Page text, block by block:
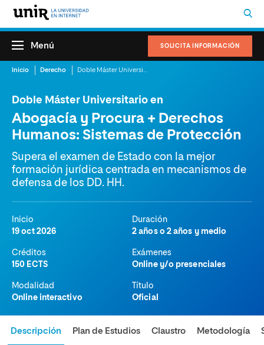
SOLICITA INFORMACIÓN
Menú
Inicio Derecho
Doble Máster Universitario en
Abogacía y Procura + Derechos
Humanos: Sistemas de Protección
Supera el examen de Estado con la mejor
formación jurídica centrada en mecanismos de
defensa de los DD. HH.
Inicio
19 oct 2026
Duración
2 años o 2 años y medio
Créditos
150 ECTS
Exámenes
Online y/o presenciales
Modalidad
Online interactivo
Título
Oficial
Descripción Plan de Estudios Claustro Metodología